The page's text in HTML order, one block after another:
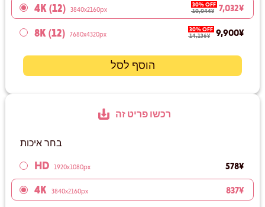
4K (12) 3840x2160px
30% OFF
‏10,044 ‏¥
‏7,032 ‏¥
8K (12) 7680x4320px
30% OFF
‏14,136 ‏¥
‏9,900 ‏¥
הוסף לסל
רכשו פריט זה
בחר איכות
HD 1920x1080px ‏578 ‏¥
4K 3840x2160px ‏837 ‏¥